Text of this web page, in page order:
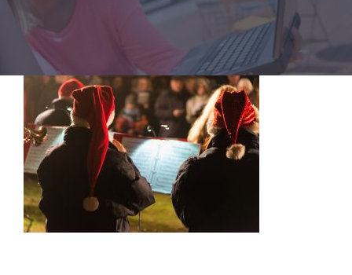
Events
Impressionen
Über uns
SUCHE